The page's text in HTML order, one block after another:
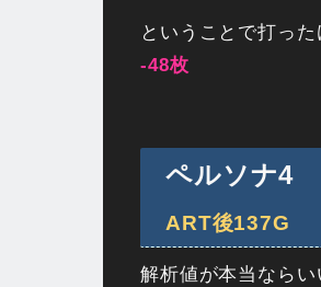
ということで打っ
-48枚
ペルソナ4
ART後137G
解析値が本当なら